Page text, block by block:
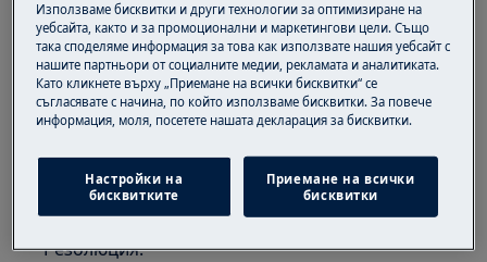
Дръжката на сушилнята е счупена.
Вратата на сушилнята вече не може да
се отвори.
Вратата не може да бъде затворена и не
се заключва.
Сушилня с предно отваряне.
Резолюция:
Използваме бисквитки и други технологии за оптимизиране на
уебсайта, както и за промоционални и маркетингови цели. Също
така споделяме информация за това как използвате нашия уебсайт с
нашите партньори от социалните медии, рекламата и аналитиката.
Като кликнете върху „Приемане на всички бисквитки“ се
съгласявате с начина, по който използваме бисквитки. За повече
информация, моля, посетете нашата декларация за бисквитки.
Настройки на
бисквитките
Приемане на всички
бисквитки